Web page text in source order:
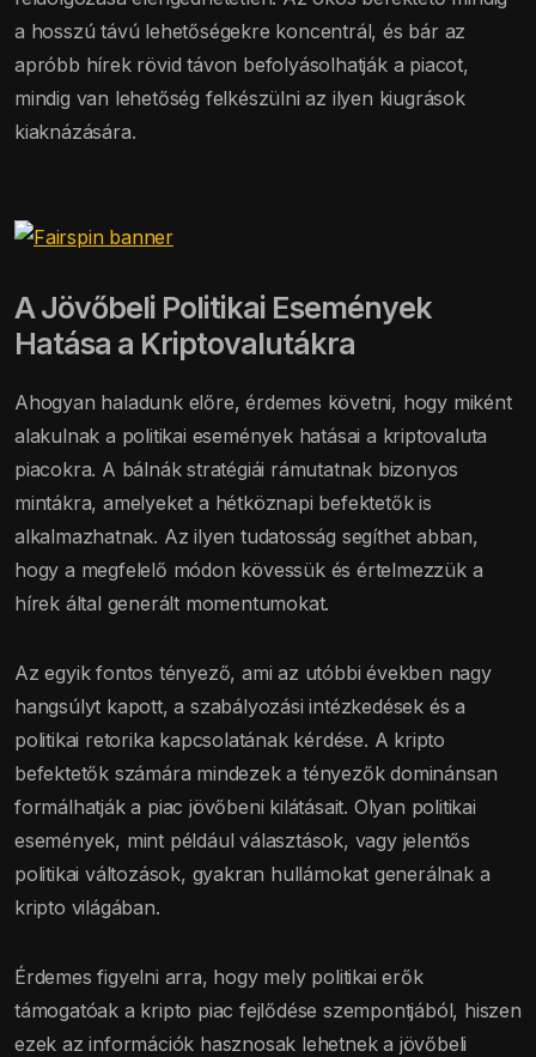
a hosszú távú lehetőségekre koncentrál, és bár az
apróbb hírek rövid távon befolyásolhatják a piacot,
mindig van lehetőség felkészülni az ilyen kiugrások
kiaknázására.
A Jövőbeli Politikai Események
Hatása a Kriptovalutákra
Ahogyan haladunk előre, érdemes követni, hogy miként
alakulnak a politikai események hatásai a kriptovaluta
piacokra. A bálnák stratégiái rámutatnak bizonyos
mintákra, amelyeket a hétköznapi befektetők is
alkalmazhatnak. Az ilyen tudatosság segíthet abban,
hogy a megfelelő módon kövessük és értelmezzük a
hírek által generált momentumokat.
Az egyik fontos tényező, ami az utóbbi években nagy
hangsúlyt kapott, a szabályozási intézkedések és a
politikai retorika kapcsolatának kérdése. A kripto
befektetők számára mindezek a tényezők dominánsan
formálhatják a piac jövőbeni kilátásait. Olyan politikai
események, mint például választások, vagy jelentős
politikai változások, gyakran hullámokat generálnak a
kripto világában.
Érdemes figyelni arra, hogy mely politikai erők
támogatóak a kripto piac fejlődése szempontjából, hiszen
ezek az információk hasznosak lehetnek a jövőbeli